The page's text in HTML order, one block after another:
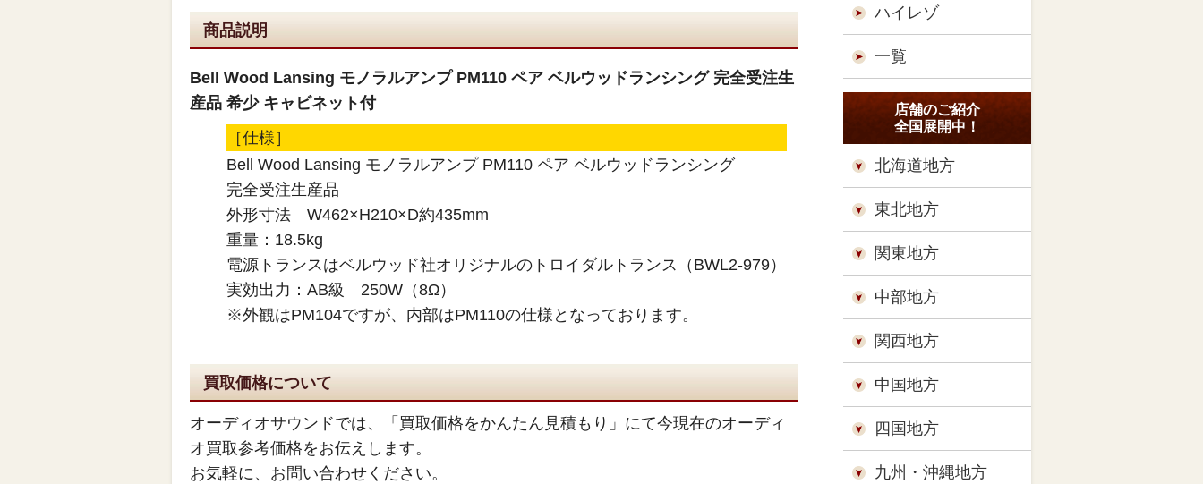
商品説明
Bell Wood Lansing モノラルアンプ PM110 ペア ベルウッドランシング 完全受注生
産品 希少 キャビネット付
［仕様］
Bell Wood Lansing モノラルアンプ PM110 ペア ベルウッドランシング
完全受注生産品
外形寸法 W462×H210×D約435mm
重量：18.5kg
電源トランスはベルウッド社オリジナルのトロイダルトランス（BWL2-979）
実効出力：AB級 250W（8Ω）
※外観はPM104ですが、内部はPM110の仕様となっております。
買取価格について
オーディオサウンドでは、「買取価格をかんたん見積もり」にて今現在のオーディ
オ買取参考価格をお伝えします。
お気軽に、お問い合わせください。
ハイレゾ
一覧
店舗のご紹介
全国展開中！
北海道地方
東北地方
関東地方
中部地方
関西地方
中国地方
四国地方
九州・沖縄地方